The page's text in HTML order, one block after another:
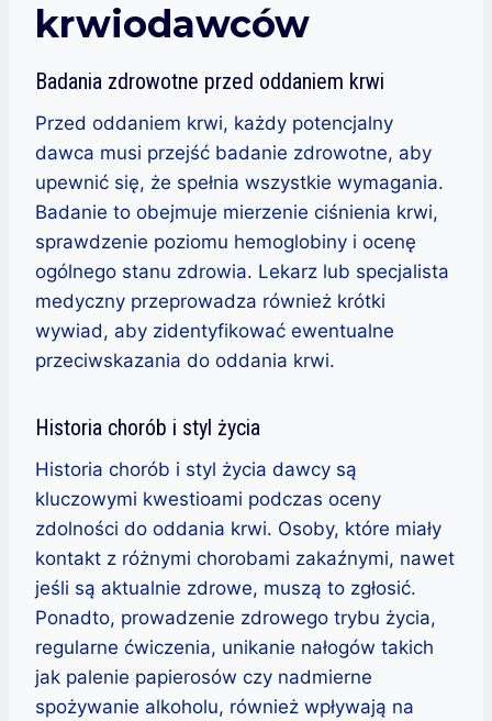
krwiodawców
Badania zdrowotne przed oddaniem krwi
Przed oddaniem krwi, każdy potencjalny
dawca musi przejść badanie zdrowotne, aby
upewnić się, że spełnia wszystkie wymagania.
Badanie to obejmuje mierzenie ciśnienia krwi,
sprawdzenie poziomu hemoglobiny i ocenę
ogólnego stanu zdrowia. Lekarz lub specjalista
medyczny przeprowadza również krótki
wywiad, aby zidentyfikować ewentualne
przeciwskazania do oddania krwi.
Historia chorób i styl życia
Historia chorób i styl życia dawcy są
kluczowymi kwestioami podczas oceny
zdolności do oddania krwi. Osoby, które miały
kontakt z różnymi chorobami zakaźnymi, nawet
jeśli są aktualnie zdrowe, muszą to zgłosić.
Ponadto, prowadzenie zdrowego trybu życia,
regularne ćwiczenia, unikanie nałogów takich
jak palenie papierosów czy nadmierne
spożywanie alkoholu, również wpływają na